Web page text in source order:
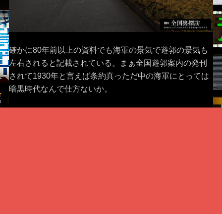
確かに80年前以上の資料でも海軍の景気で遊郭の景気も
左右されると記載されている。まぁ全国遊郭案内の発刊
されて1930年と言えば条約真っただ中の海軍にとっては
暗黒時代なんで仕方ないか。